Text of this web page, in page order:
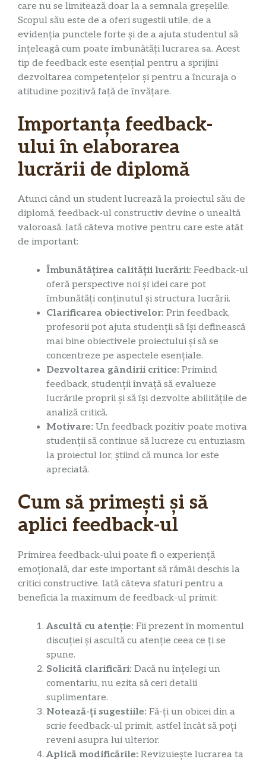
care nu se limitează doar la a semnala greșelile.
Scopul său este de a oferi sugestii utile, de a
evidenția punctele forte și de a ajuta studentul să
înțeleagă cum poate îmbunătăți lucrarea sa. Acest
tip de feedback este esențial pentru a sprijini
dezvoltarea competențelor și pentru a încuraja o
atitudine pozitivă față de învățare.
Importanța feedback-
ului în elaborarea
lucrării de diplomă
Atunci când un student lucrează la proiectul său de
diplomă, feedback-ul constructiv devine o unealtă
valoroasă. Iată câteva motive pentru care este atât
de important:
Îmbunătățirea calității lucrării: Feedback-ul
oferă perspective noi și idei care pot
îmbunătăți conținutul și structura lucrării.
Clarificarea obiectivelor: Prin feedback,
profesorii pot ajuta studenții să își definească
mai bine obiectivele proiectului și să se
concentreze pe aspectele esențiale.
Dezvoltarea gândirii critice: Primind
feedback, studenții învață să evalueze
lucrările proprii și să își dezvolte abilitățile de
analiză critică.
Motivare: Un feedback pozitiv poate motiva
studenții să continue să lucreze cu entuziasm
la proiectul lor, știind că munca lor este
apreciată.
Cum să primești și să
aplici feedback-ul
Primirea feedback-ului poate fi o experiență
emoțională, dar este important să rămâi deschis la
critici constructive. Iată câteva sfaturi pentru a
beneficia la maximum de feedback-ul primit:
Ascultă cu atenție: Fii prezent în momentul
discuției și ascultă cu atenție ceea ce ți se
spune.
Solicită clarificări: Dacă nu înțelegi un
comentariu, nu ezita să ceri detalii
suplimentare.
Notează-ți sugestiile: Fă-ți un obicei din a
scrie feedback-ul primit, astfel încât să poți
reveni asupra lui ulterior.
Aplică modificările: Revizuiește lucrarea ta